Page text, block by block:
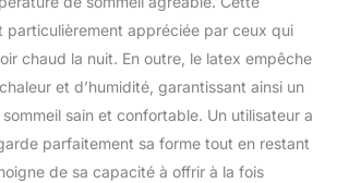
particulièrement appréciée par ceux qui
chaud la nuit. En outre, le latex empêche
et d’humidité, garantissant ainsi un
sain et confortable. Un utilisateur a
parfaitement sa forme tout en restant
de sa capacité à offrir à la fois